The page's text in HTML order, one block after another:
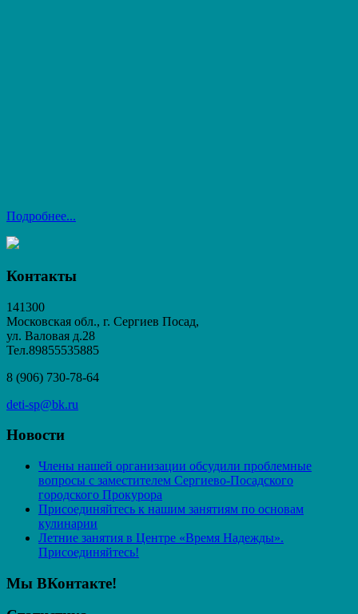
Подробнее...
Контакты
141300
Московская обл., г. Сергиев Посад,
ул. Валовая д.28
Тел.89855535885
8 (906) 730-78-64
deti-sp@bk.ru
Новости
Члены нашей организации обсудили проблемные
вопросы с заместителем Сергиево-Посадского
городского Прокурора
Присоединяйтесь к нашим занятиям по основам
кулинарии
Летние занятия в Центре «Время Надежды».
Присоединяйтесь!
Мы ВКонтакте!